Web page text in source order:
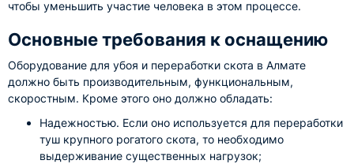
чтобы уменьшить участие человека в этом процессе.
Основные требования к оснащению
Оборудование для убоя и переработки скота в Алмате
должно быть производительным, функциональным,
скоростным. Кроме этого оно должно обладать:
Надежностью. Если оно используется для переработки
туш крупного рогатого скота, то необходимо
выдерживание существенных нагрузок;